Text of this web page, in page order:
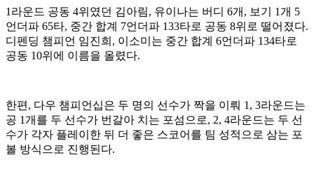
1라운드 공동 4위였던 김아림, 유이나는 버디 6개, 보기 1개 5
언더파 65타, 중간 합계 7언더파 133타로 공동 8위로 떨어졌다.
디펜딩 챔피언 임진희, 이소미는 중간 합계 6언더파 134타로
공동 10위에 이름을 올렸다.
한편, 다우 챔피언십은 두 명의 선수가 짝을 이뤄 1, 3라운드는
공 1개를 두 선수가 번갈아 치는 포섬으로, 2, 4라운드는 두 선
수가 각자 플레이한 뒤 더 좋은 스코어를 팀 성적으로 삼는 포
볼 방식으로 진행된다.